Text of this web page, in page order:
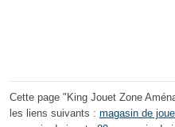
Cette page "King Jouet Zone
les liens suivants : magasin de